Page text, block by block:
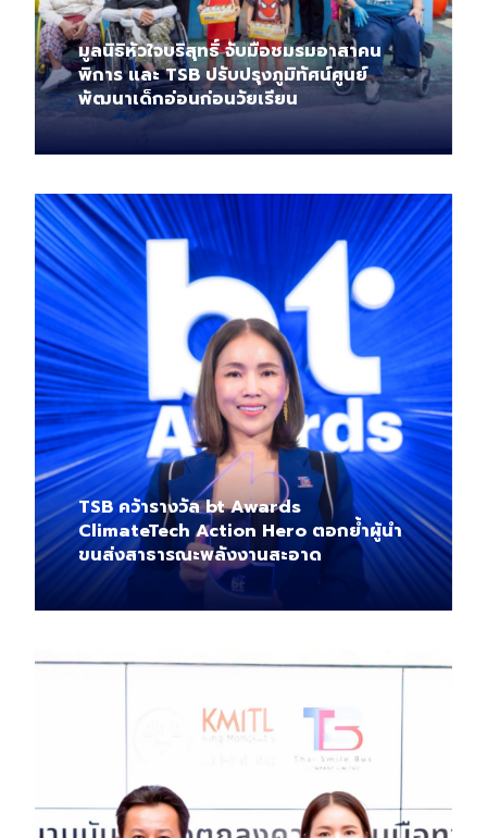
มูลนิธิหัวใจบริสุทธิ์ จับมือชมรมอาสาคน
พิการ และ TSB ปรับปรุงภูมิทัศน์ศูนย์
พัฒนาเด็กอ่อนก่อนวัยเรียน
TSB คว้ารางวัล bt Awards
ClimateTech Action Hero ตอกย้ำผู้นำ
ขนส่งสาธารณะพลังงานสะอาด